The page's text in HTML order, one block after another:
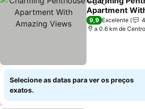
PartilharAdicionar
Apartment
Views
Ver preços
9,9 Excelente
a 0.6 km de
Selecione as datas para ver os preços
exatos.